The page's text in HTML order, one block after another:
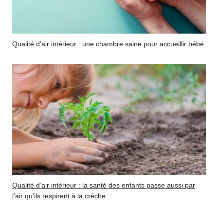
Qualité d’air intérieur : une chambre saine pour accueillir bébé
Qualité d’air intérieur : la santé des enfants passe aussi par
l’air qu’ils respirent à la crèche